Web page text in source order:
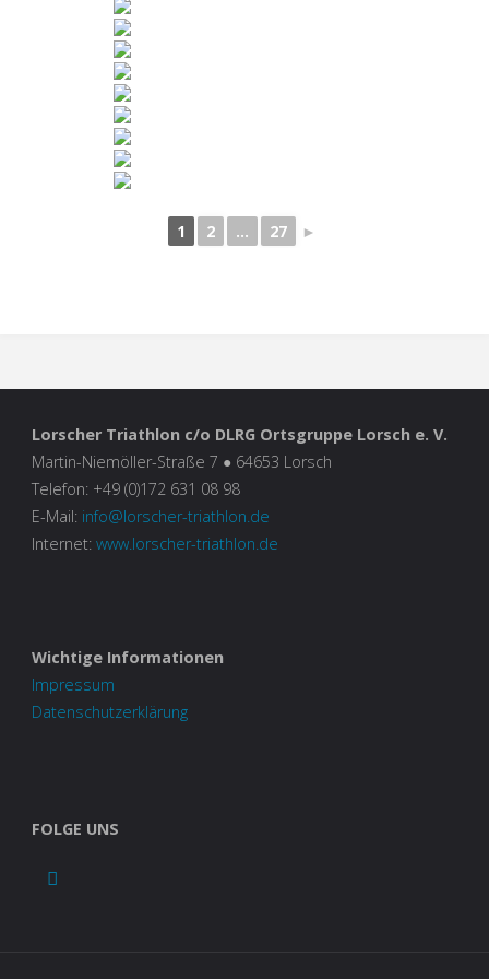
1 2 ... 27 ►
Lorscher Triathlon c/o DLRG Ortsgruppe Lorsch e. V.
Martin-Niemöller-Straße 7 ● 64653 Lorsch
Telefon: +49 (0)172 631 08 98
E-Mail: info@lorscher-triathlon.de
Internet: www.lorscher-triathlon.de
Wichtige Informationen
Impressum
Datenschutzerklärung
FOLGE UNS